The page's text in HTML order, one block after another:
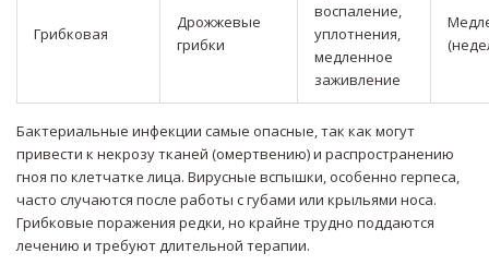
Грибковая
Дрожжевые
грибки
воспаление,
уплотнения,
медленное
заживление
Бактериальные инфекции самые опасные, так как могут
привести к некрозу тканей (омертвению) и распространению
гноя по клетчатке лица. Вирусные вспышки, особенно герпеса,
часто случаются после работы с губами или крыльями носа.
Грибковые поражения редки, но крайне трудно поддаются
лечению и требуют длительной терапии.